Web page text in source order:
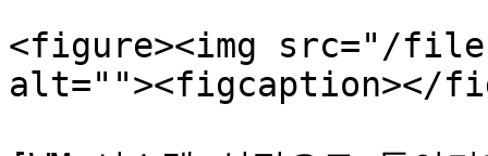
<figure><img src="/files/
alt=""><figcaption></